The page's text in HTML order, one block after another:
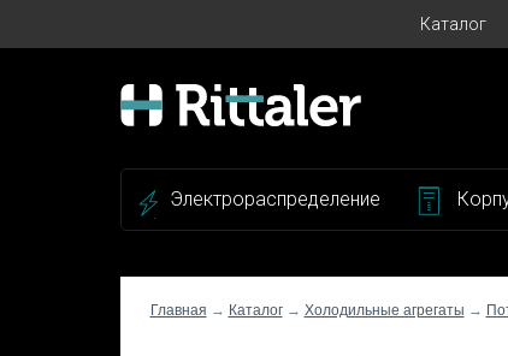
Каталог
Электрораспределение
Главная → Каталог→ Холодильные агрегаты →